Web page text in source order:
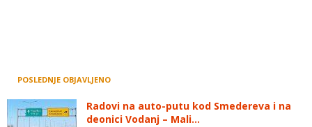
POSLEDNJE OBJAVLJENO
Radovi na auto-putu kod Smedereva i na
deonici Vodanj – Mali...